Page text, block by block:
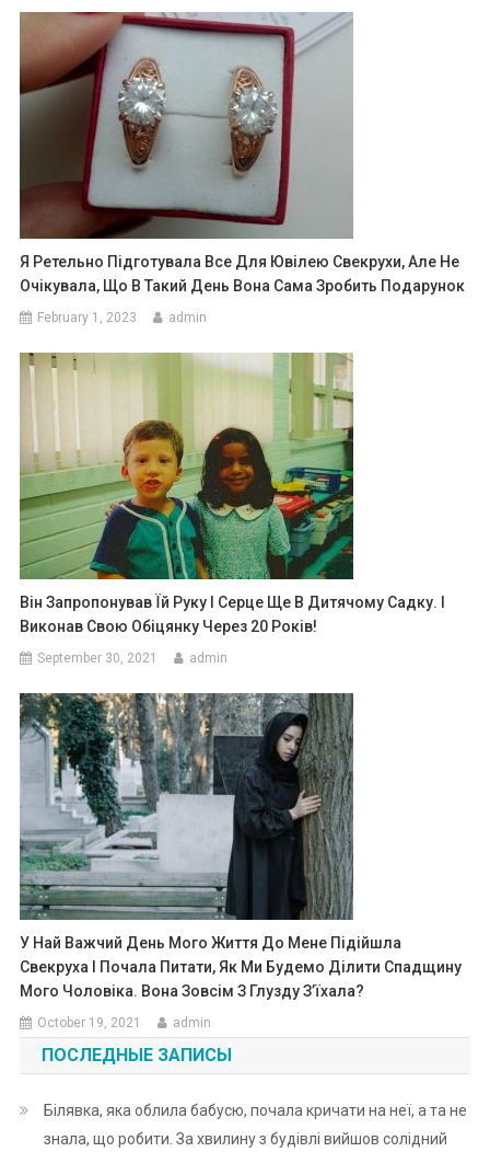
Я Ретельно Підготувала Все Для Ювілею Свекрухи, Але Не
Очікувала, Що В Такий День Вона Сама Зробить Подарунок
February 1, 2023 admin
Він Запропонував Їй Руку І Серце Ще В Дитячому Садку. І
Виконав Свою Обіцянку Через 20 Років!
September 30, 2021 admin
У Най Важчий День Мого Життя До Мене Підійшла
Свекруха І Почала Питати, Як Ми Будемо Ділити Спадщину
Мого Чоловіка. Вона Зовсім З Глузду З’їхала?
October 19, 2021 admin
ПОСЛЕДНЫЕ ЗАПИСЫ
Білявка, яка облила бабусю, почала кричати на неї, а та не
знала, що робити. За хвилину з будівлі вийшов солідний